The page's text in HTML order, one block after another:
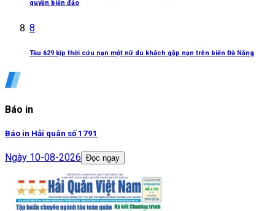
quyền biển đảo
8
Tàu 629 kịp thời cứu nạn một nữ du khách gặp nạn trên biển Đà Nẵng
Báo in
Báo in Hải quân số 1791
Ngày 10-08-2026 Đọc ngay